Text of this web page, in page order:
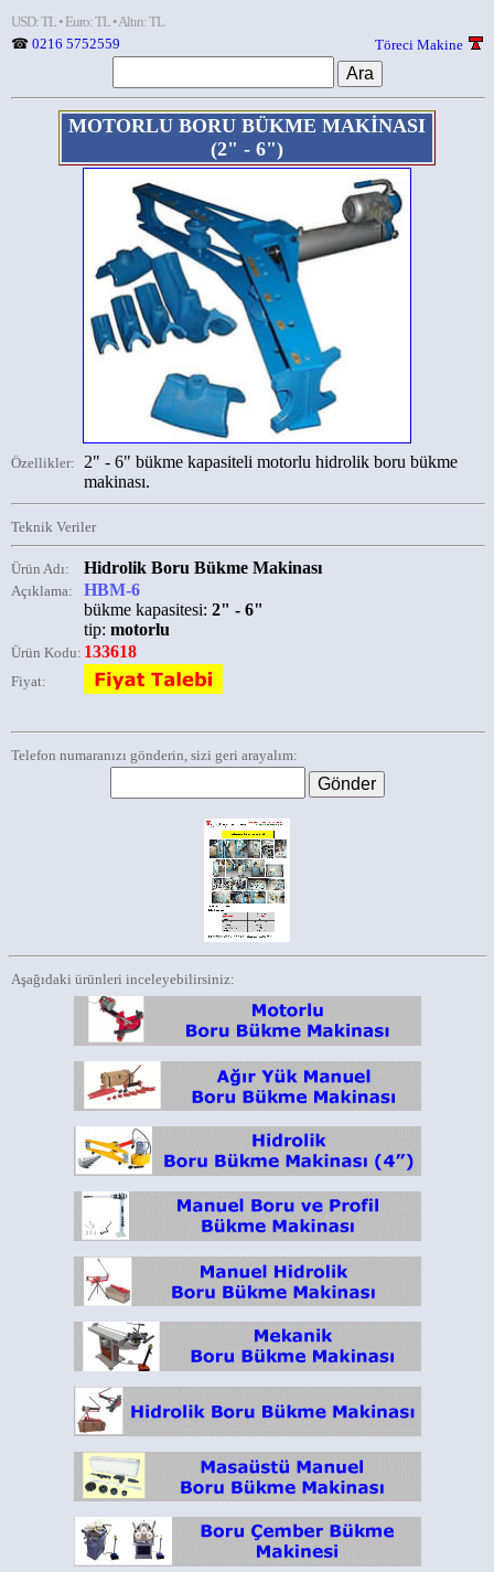
USD: TL • Euro: TL • Altın: TL
☎ 0216 5752559 Töreci Makine
MOTORLU BORU BÜKME MAKİNASI
(2" - 6")
Özellikler:
2" - 6" bükme kapasiteli motorlu hidrolik boru bükme
makinası.
Teknik Veriler
Ürün Adı: Hidrolik Boru Bükme Makinası
Açıklama:
HBM-6
bükme kapasitesi: 2" - 6"
tip: motorlu
Ürün Kodu: 133618
Fiyat:
Telefon numaranızı gönderin, sizi geri arayalım:
Aşağıdaki ürünleri inceleyebilirsiniz: